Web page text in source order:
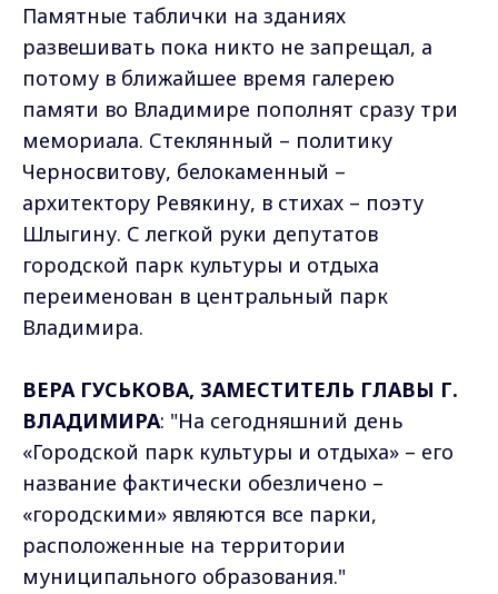
Памятные таблички на зданиях
развешивать пока никто не запрещал, а
потому в ближайшее время галерею
памяти во Владимире пополнят сразу три
мемориала. Стеклянный – политику
Черносвитову, белокаменный –
архитектору Ревякину, в стихах – поэту
Шлыгину. С легкой руки депутатов
городской парк культуры и отдыха
переименован в центральный парк
Владимира.
ВЕРА ГУСЬКОВА, ЗАМЕСТИТЕЛЬ ГЛАВЫ Г.
ВЛАДИМИРА: "На сегодняшний день
«Городской парк культуры и отдыха» – его
название фактически обезличено –
«городскими» являются все парки,
расположенные на территории
муниципального образования."